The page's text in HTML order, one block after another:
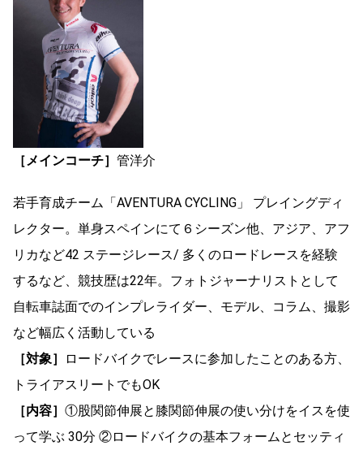
［メインコーチ］ 管洋介
若手育成チーム「AVENTURA CYCLING」 プレイングディ
レクター。単身スペインにて６シーズン他、アジア、アフ
リカなど42 ステージレース/ 多くのロードレースを経験
するなど、競技歴は22年。フォトジャーナリストとして
自転車誌面でのインプレライダー、モデル、コラム、撮影
など幅広く活動している
［対象］
ロードバイクでレースに参加したことのある方、
トライアスリートでもOK
［内容］ ①股関節伸展と膝関節伸展の使い分けをイスを使
って学ぶ 30分 ②ロードバイクの基本フォームとセッティ